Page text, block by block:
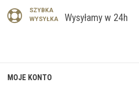
SZYBKA
WYSYŁKA
Wysyłamy w 24h
MOJE KONTO